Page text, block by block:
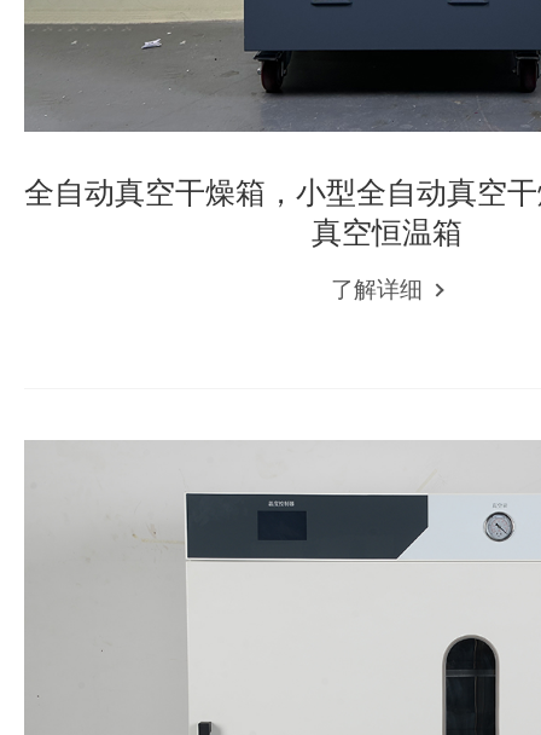
全自动真空干燥箱，小型全自动真空
真空恒温箱
了解详细